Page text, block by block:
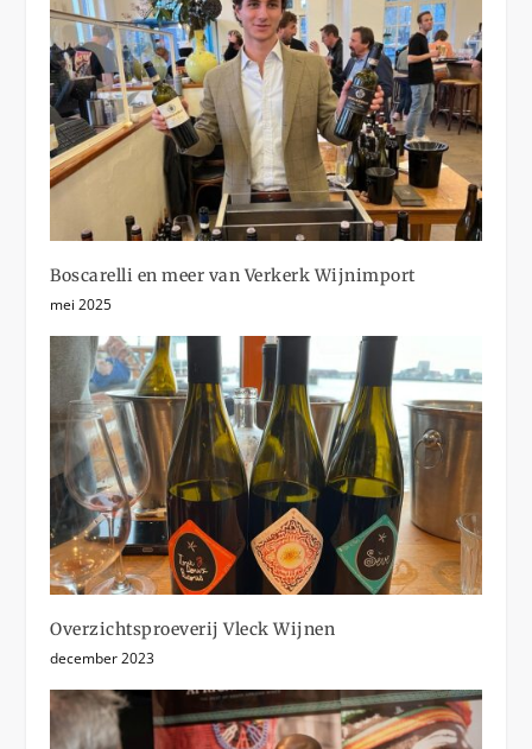
Boscarelli en meer van Verkerk Wijnimport
mei 2025
Overzichtsproeverij Vleck Wijnen
december 2023